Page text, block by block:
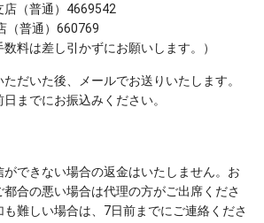
店（普通）4669542
（普通）660769
数料は差し引かずにお願いします。）
だいた後、メールでお送りいたします。
までにお振込みください。
できない場合の返金はいたしません。お
合の悪い場合は代理の方がご出席くださ
難しい場合は、7日前までにご連絡くださ